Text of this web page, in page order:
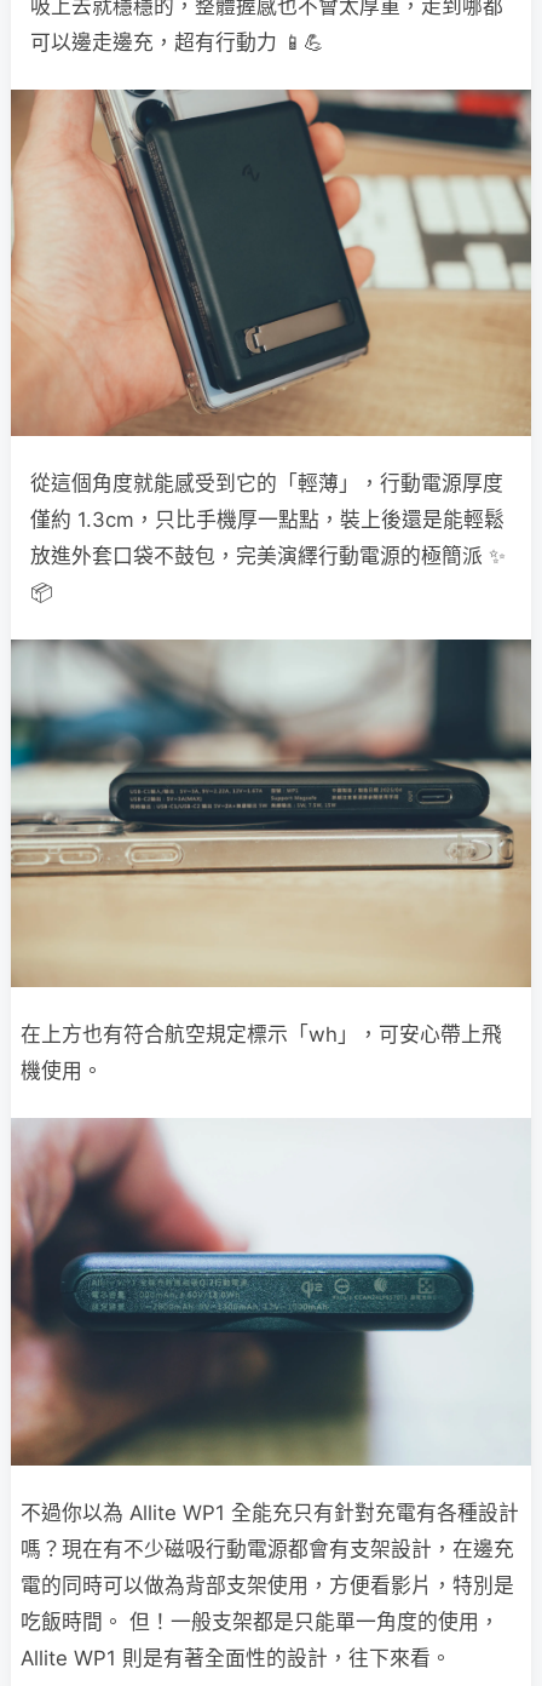
吸上去就穩穩的，整體握感也不會太厚重，走到哪都
可以邊走邊充，超有行動力 📱💪
從這個角度就能感受到它的「輕薄」，行動電源厚度
僅約 1.3cm，只比手機厚一點點，裝上後還是能輕鬆
放進外套口袋不鼓包，完美演繹行動電源的極簡派 ✨
📦
在上方也有符合航空規定標示「wh」，可安心帶上飛
機使用。
不過你以為 Allite WP1 全能充只有針對充電有各種設計
嗎？現在有不少磁吸行動電源都會有支架設計，在邊充
電的同時可以做為背部支架使用，方便看影片，特別是
吃飯時間。 但！一般支架都是只能單一角度的使用，
Allite WP1 則是有著全面性的設計，往下來看。